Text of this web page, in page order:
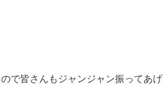
で皆さんもジャンジャン振ってあげ